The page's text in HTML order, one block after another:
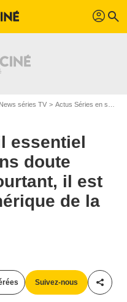
profil search
News séries TV Actus Séries en streaming
essentiel
doute
il est
de la
Suivez-nous